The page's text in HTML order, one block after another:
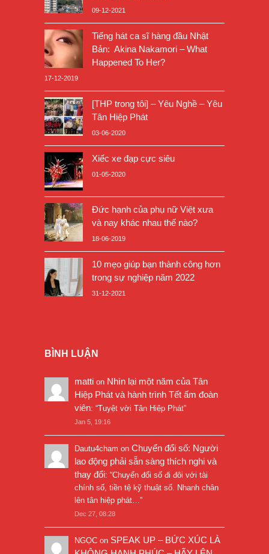
09-12-2021
Tiếng hát ca sĩ hàng đầu Nhật
Bản: Akina Nakamori – What
Happened To Her?
17-12-2019
[THP trong tôi] – Yêu Nghề – Yêu
Tân Hiệp Phát
03-06-2020
Xiếc xe đạp cực siêu
01-05-2020
Đức hạnh của phụ nữ Việt xưa
và nay khác nhau thế nào?
18-06-2019
10 mẹo giúp bạn thành công hơn
trong sự nghiệp năm 2022
31-12-2021
BÌNH LUẬN
matti on Nhìn lại một năm của Tân
Hiệp Phát và hành trình Tết ấm đoàn
viên: “Tuyệt vời Tân Hiệp Phát”
Jan 5, 19:16
Dautu4cham on Chuyển đổi số: Người
lao động phải sẵn sàng thích nghi và
thay đổi: “Chuyển đổi số đi đôi với tài
chính số, tiền tệ kỹ thuật số. Nhanh chân
lên tân hiệp phát… ”
Dec 27, 08:28
NGỌC on SPEAK UP – BỨC XÚC LÀ